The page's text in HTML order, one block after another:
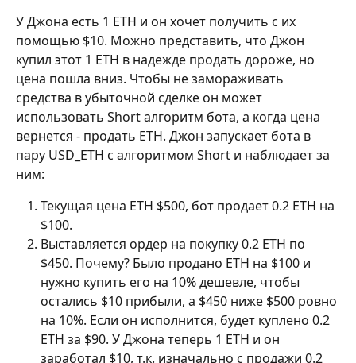
У Джона есть 1 ETH и он хочет получить с их
помощью $10. Можно представить, что Джон
купил этот 1 ETH в надежде продать дороже, но
цена пошла вниз. Чтобы не замораживать
средства в убыточной сделке он может
использовать Short алгоритм бота, а когда цена
вернется - продать ETH. Джон запускает бота в
пару USD_ETH с алгоритмом Short и наблюдает за
ним:
Текущая цена ETH $500, бот продает 0.2 ETH на
$100.
Выставляется ордер на покупку 0.2 ETH по
$450. Почему? Было продано ETH на $100 и
нужно купить его на 10% дешевле, чтобы
остались $10 прибыли, а $450 ниже $500 ровно
на 10%. Если он исполнится, будет куплено 0.2
ETH за $90. У Джона теперь 1 ETH и он
заработал $10, т.к. изначально с продажи 0.2